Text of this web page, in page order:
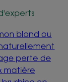
blond ou
perte de
matière